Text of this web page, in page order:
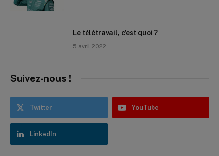
Le télétravail, c’est quoi ?
5 avril 2022
Suivez-nous !
Twitter YouTube
LinkedIn